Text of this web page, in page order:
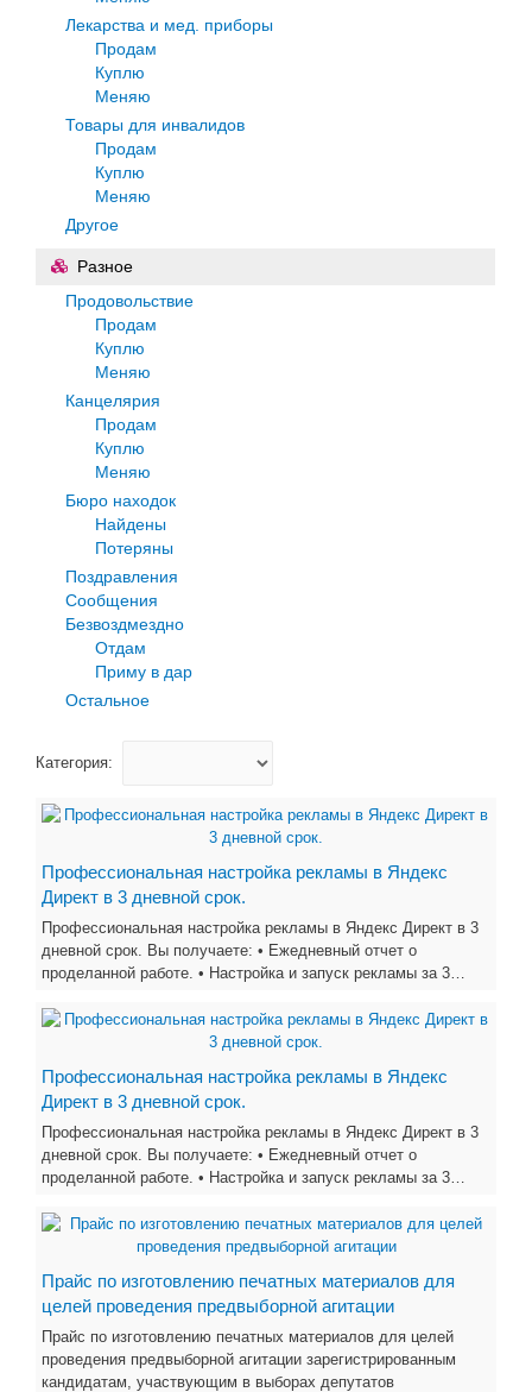
Лекарства и мед. приборы
Продам
Куплю
Меняю
Товары для инвалидов
Продам
Куплю
Меняю
Другое
Разное
Продовольствие
Продам
Куплю
Меняю
Канцелярия
Продам
Куплю
Меняю
Бюро находок
Найдены
Потеряны
Поздравления
Сообщения
Безвоздмездно
Отдам
Приму в дар
Остальное
Категория:
Профессиональная настройка рекламы в Яндекс
Директ в 3 дневной срок.
Профессиональная настройка рекламы в Яндекс Директ в 3
дневной срок. Вы получаете: • Ежедневный отчет о
проделанной работе. • Настройка и запуск рекламы за 3…
Профессиональная настройка рекламы в Яндекс
Директ в 3 дневной срок.
Профессиональная настройка рекламы в Яндекс Директ в 3
дневной срок. Вы получаете: • Ежедневный отчет о
проделанной работе. • Настройка и запуск рекламы за 3…
Прайс по изготовлению печатных материалов для
целей проведения предвыборной агитации
Прайс по изготовлению печатных материалов для целей
проведения предвыборной агитации зарегистрированным
кандидатам, участвующим в выборах депутатов